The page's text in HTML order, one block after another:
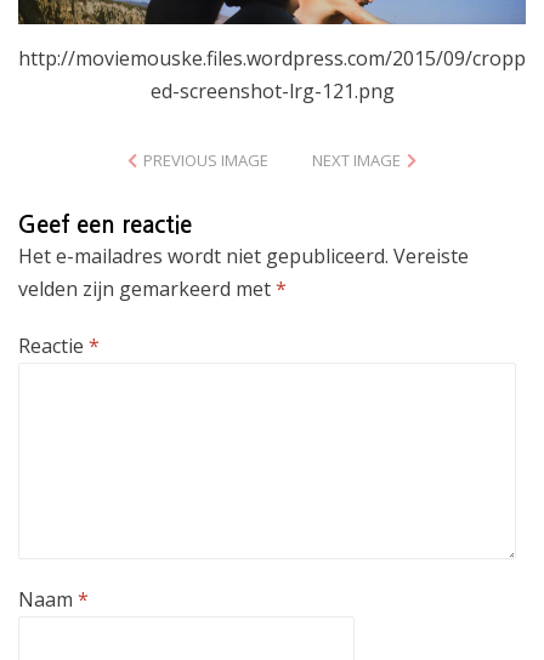
http://moviemouske.files.wordpress.com/2015/09/cropp
ed-screenshot-lrg-121.png
PREVIOUS IMAGE NEXT IMAGE
Geef een reactie
Het e-mailadres wordt niet gepubliceerd. Vereiste
velden zijn gemarkeerd met*
Reactie *
Naam *